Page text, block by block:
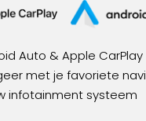
Auto & Apple CarPlay
met je favoriete
infotainment systeem